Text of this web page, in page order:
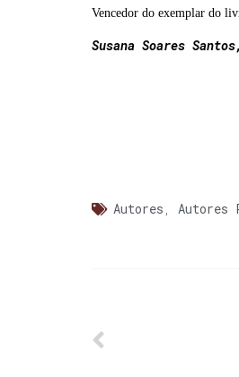
Vencedor do exemplar do
Susana Soares
Autores Autores